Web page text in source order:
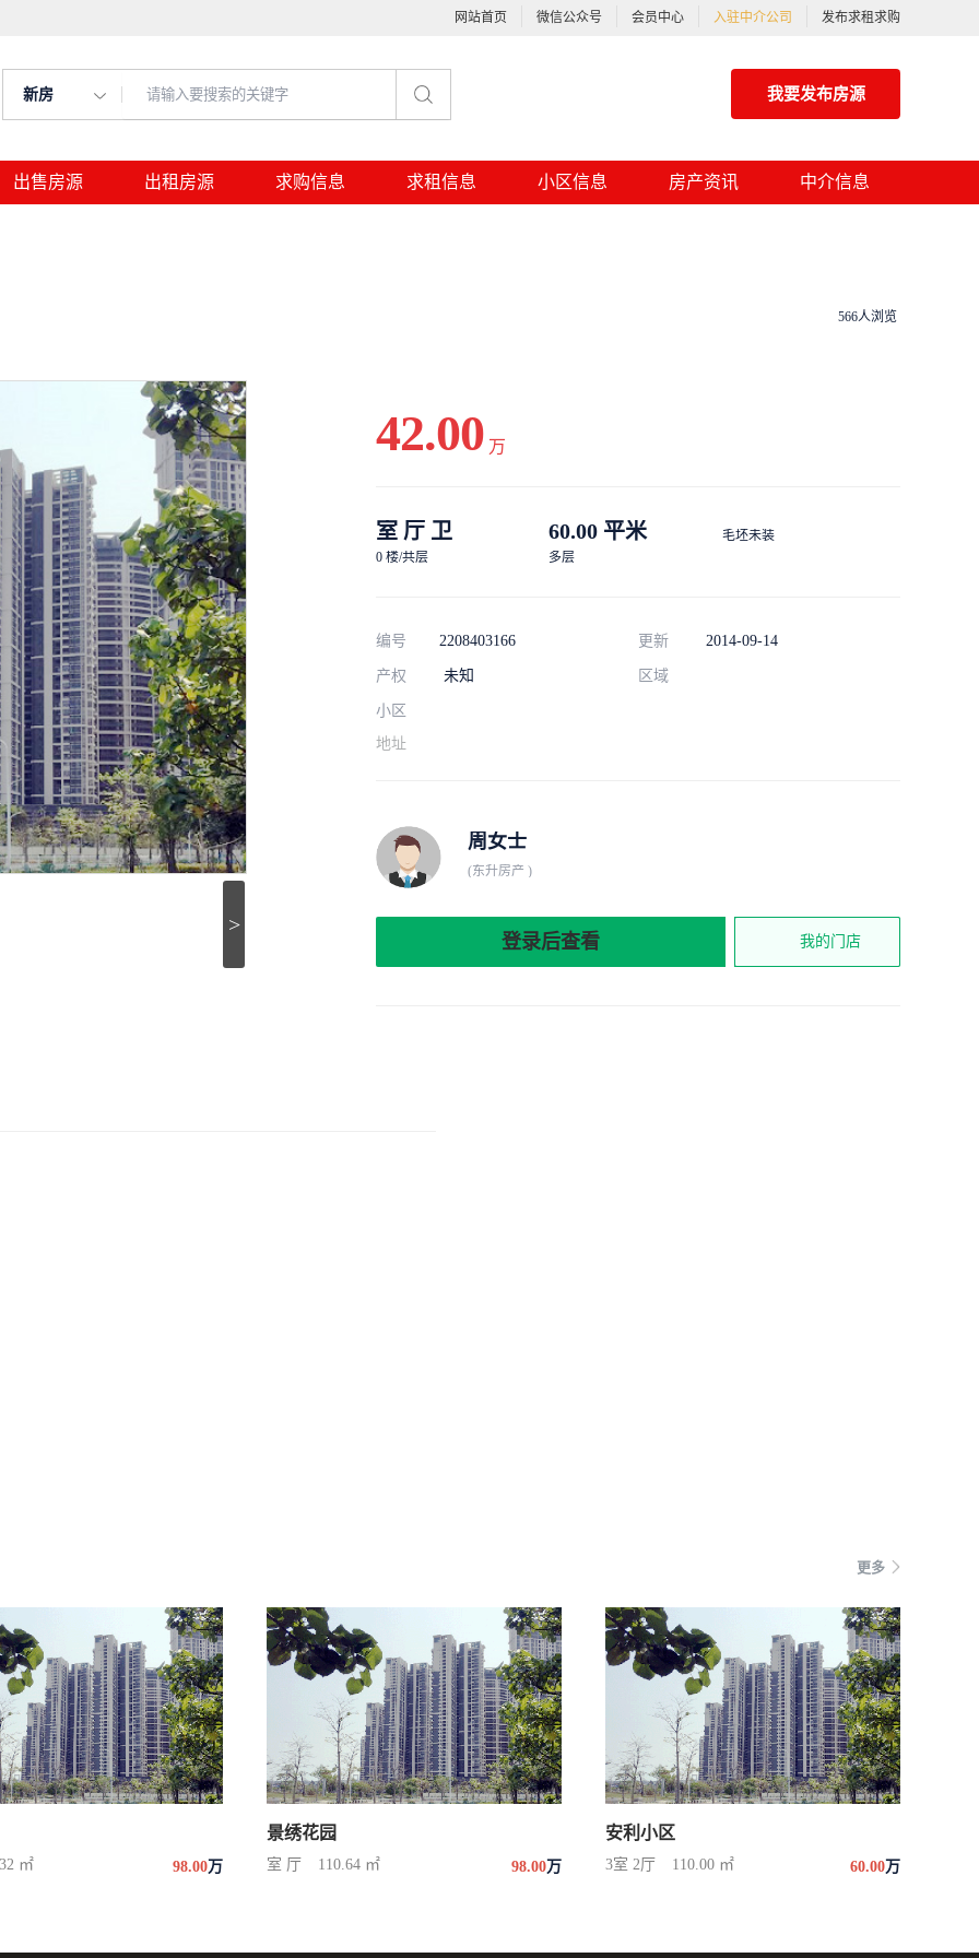
网站首页 微信公众号 会员中心 入驻中介公司 发布求租求购
新房 我要发布房源
出售房源 出租房源 求购信息 求租信息 小区信息 房产资讯 中介信息
566人浏览
>
42.00 万
室 厅 卫
0 楼/共层
60.00 平米
多层
毛坯未装
编号 2208403166 更新 2014-09-14
产权 未知 区域
小区
地址
周女士
(东升房产 )
我的门店
登录后查看
更多
㎡ 98.00万
景绣花园
室 厅 110.64 ㎡ 98.00万
安利小区
3室 2厅 110.00 ㎡ 60.00万